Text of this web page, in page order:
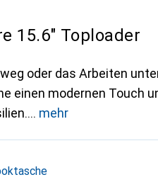
15.6" Toploader
oder das Arbeiten
einen modernen Touch
mehr